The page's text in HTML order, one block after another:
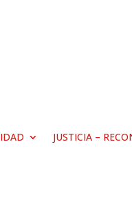
JUSTICIA –